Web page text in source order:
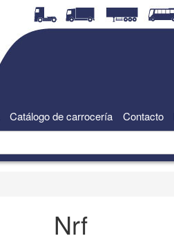
Catálogo de carrocería Contacto
Nrf